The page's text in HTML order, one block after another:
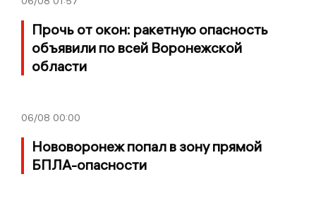
Прочь от окон: ракетную опасность
объявили по всей Воронежской
области
06/08 00:00
Нововоронеж попал в зону прямой
БПЛА-опасности